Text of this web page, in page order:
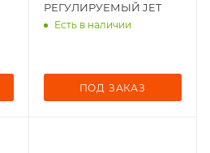
РЕГУЛИРУЕМЫЙ JET
Есть в наличии
ПОД ЗАКАЗ